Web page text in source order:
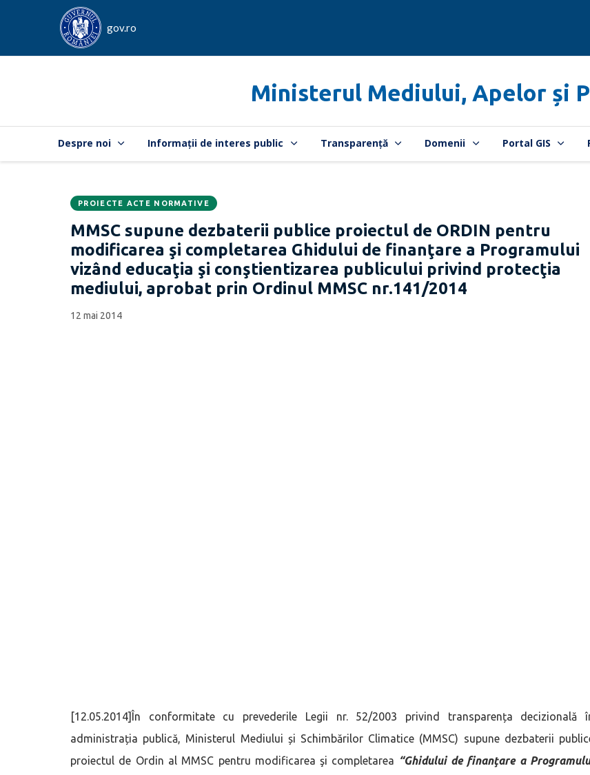
gov.ro
Ministerul Mediului, Apelor și
Despre noi Informații de interes public Transparență Domenii Portal GIS
CATEGORIA:
PROIECTE ACTE NORMATIVE
MMSC supune dezbaterii publice proiectul de ORDIN pentru
modificarea şi completarea Ghidului de finanţare a Programului
vizând educaţia şi conştientizarea publicului privind protecţia
mediului, aprobat prin Ordinul MMSC nr.141/2014
Data
publicării:
12 mai 2014
[12.05.2014]În conformitate cu prevederile Legii nr. 52/2003 privind transparența decizională
administrația publică, Ministerul Mediului și Schimbărilor Climatice (MMSC) supune dezbaterii
proiectul de Ordin al MMSC pentru modificarea şi completarea “Ghidului de finanţare a